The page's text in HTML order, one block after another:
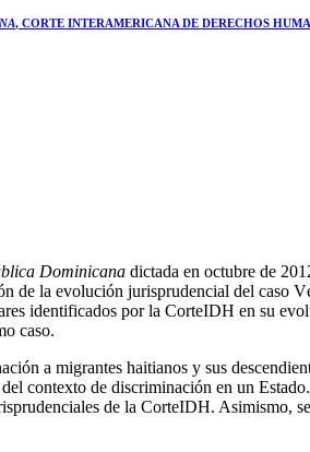
, CORTE INTERAMERICANA DE DERECHOS
Dominicana dictada en octubre de
de la evolución jurisprudencial del caso
identificados por la CorteIDH en su
caso.
a migrantes haitianos y sus
contexto de discriminación en un
de la CorteIDH.